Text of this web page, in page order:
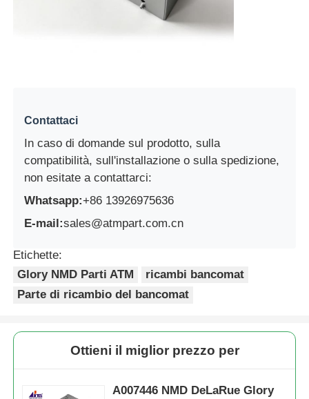
Contattaci
In caso di domande sul prodotto, sulla
compatibilità, sull'installazione o sulla spedizione,
non esitate a contattarci:
Whatsapp:+86 13926975636
E-mail:sales@atmpart.com.cn
Etichette:
Glory NMD Parti ATM
ricambi bancomat
Parte di ricambio del bancomat
Ottieni il miglior prezzo per
A007446 NMD DeLaRue Glory